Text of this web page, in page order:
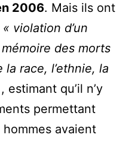
2006. Mais ils ont
« violation d’un
des morts
race, l’ethnie, la
estimant qu’il n’y
permettant
hommes avaient